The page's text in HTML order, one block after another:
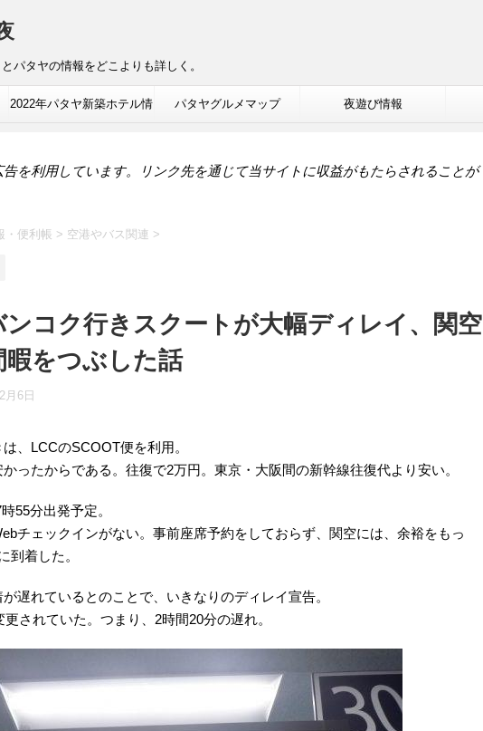
パタヤの情報をどこよりも詳しく。
2022年パタヤ新築ホテル情 パタヤグルメマップ 夜遊び情報
告を利用しています。リンク先を通じて当サイトに収益がもたらされることが
・便利帳 > 空港やバス関連 >
ンコク行きスクートが大幅ディレイ、関空
暇をつぶした話
月6日
、LCCのSCOOT便を利用。
ったからである。往復で2万円。東京・大阪間の新幹線往復代より安い。
55分出発予定。
チェックインがない。事前座席予約をしておらず、関空には、余裕をもっ
到着した。
遅れているとのことで、いきなりのディレイ宣告。
更されていた。つまり、2時間20分の遅れ。